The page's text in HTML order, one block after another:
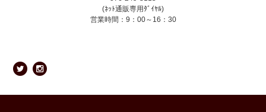
(ﾈｯﾄ通販専用ﾀﾞｲﾔﾙ)
営業時間：9：00～16：30